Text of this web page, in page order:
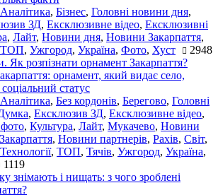
Аналітика, Бізнес, Головні новини дня,
ЗД, Ексклюзивне відео, Ексклюзивні
, Лайт, Новини дня, Новини Закарпаття,
ТОП, Ужгород, Україна, Фото, Хуст 2948
орнамент, який видає село,
статус
Аналітика, Без кордонів, Берегово, Головні
, Ексклюзив ЗД, Ексклюзивне відео,
, Культура, Лайт, Мукачево, Новини
, Новини партнерів, Рахів, Світ,
Технології, ТОП, Тячів, Ужгород, Україна,
1119